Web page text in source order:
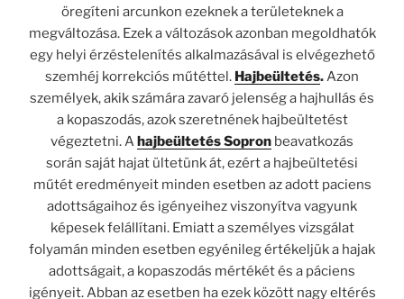
öregíteni arcunkon ezeknek a területeknek a
megváltozása. Ezek a változások azonban megoldhatók
egy helyi érzéstelenítés alkalmazásával is elvégezhető
szemhéj korrekciós műtéttel. Hajbeültetés.Azon
személyek, akik számára zavaró jelenség a hajhullás és
a kopaszodás, azok szeretnének hajbeültetést
végeztetni. Ahajbeültetés Sopron beavatkozás
során saját hajat ültetünk át, ezért a hajbeültetési
műtét eredményeit minden esetben az adott paciens
adottságaihoz és igényeihez viszonyítva vagyunk
képesek felállítani. Emiatt a személyes vizsgálat
folyamán minden esetben egyénileg értékeljük a hajak
adottságait, a kopaszodás mértékét és a páciens
igényeit. Abban az esetben ha ezek között nagy eltérés